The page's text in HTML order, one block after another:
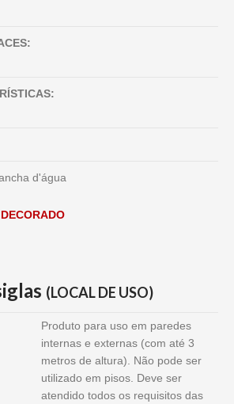
d'água
(LOCAL DE USO)
Produto para uso em paredes
internas e externas (com até 3
metros de altura). Não pode ser
utilizado em pisos. Deve ser
atendido todos os requisitos das